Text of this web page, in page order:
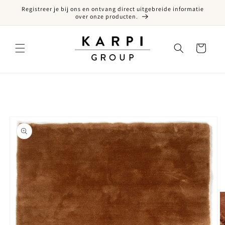
naar de content
Registreer je bij ons en ontvang direct uitgebreide informatie
over onze producten.
Winkelwagen
naar productinformatie